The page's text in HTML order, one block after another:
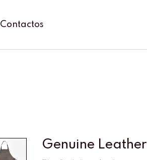
Contactos
Genuine